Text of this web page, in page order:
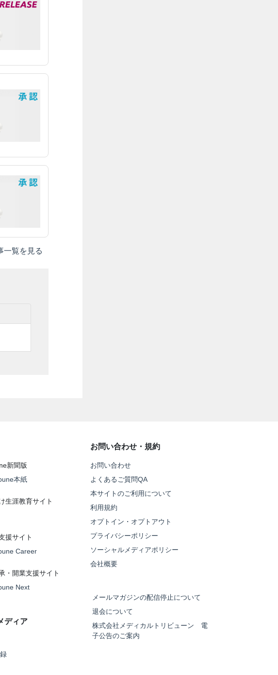
一覧を見る
新聞版
本紙
生涯教育サイト
援サイト
Career
・開業支援サイト
Next
ディア
お問い合わせ・規約
お問い合わせ
よくあるご質問QA
本サイトのご利用について
利用規約
オプトイン・オプトアウト
プライバシーポリシー
ソーシャルメディアポリシー
会社概要
メールマガジンの配信停止について
退会について
株式会社メディカルトリビューン 電
子公告のご案内